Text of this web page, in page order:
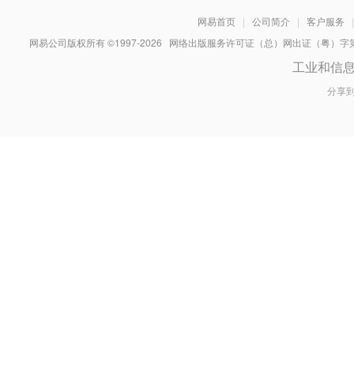
网易首页 | 公司简介 | 客户服务
|
网易公司版权所有 ©1997-2026 网络出版服务许可证（总）网出证（粤）
工业和信
分享